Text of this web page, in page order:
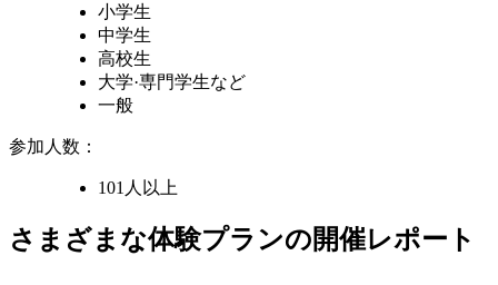
小学生
中学生
高校生
大学·専門学生など
一般
参加人数：
101人以上
さまざまな体験プランの開催レポート